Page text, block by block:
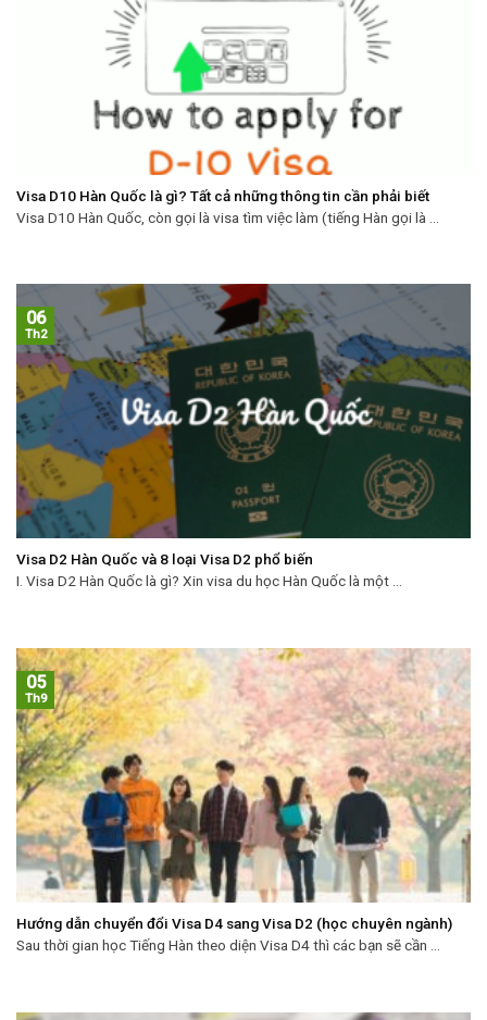
Visa D10 Hàn Quốc là gì? Tất cả những thông tin cần phải biết
Visa D10 Hàn Quốc, còn gọi là visa tìm việc làm (tiếng Hàn gọi là ...
Visa D2 Hàn Quốc và 8 loại Visa D2 phổ biến
I. Visa D2 Hàn Quốc là gì? Xin visa du học Hàn Quốc là một ...
06
Th2
Hướng dẫn chuyển đổi Visa D4 sang Visa D2 (học chuyên ngành)
Sau thời gian học Tiếng Hàn theo diện Visa D4 thì các bạn sẽ cần ...
05
Th9